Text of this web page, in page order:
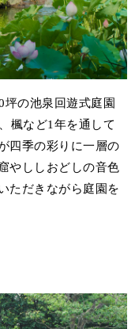
坪の池泉回遊式庭園
楓など1年を通して
四季の彩りに一層の
やししおどしの音色
ただきながら庭園を